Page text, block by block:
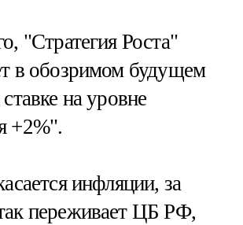
"Стратегия Роста"
в обозримом будущем
на уровне
+2%".
инфляции, за
переживает ЦБ РФ,